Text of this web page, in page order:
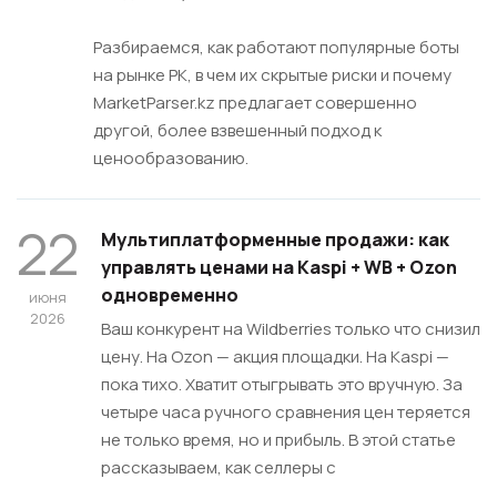
Разбираемся, как работают популярные боты
на рынке РК, в чем их скрытые риски и почему
MarketParser.kz предлагает совершенно
другой, более взвешенный подход к
ценообразованию.
22
июня
2026
Мультиплатформенные продажи: как
управлять ценами на Kaspi + WB + Ozon
одновременно
Ваш конкурент на Wildberries только что снизил
цену. На Ozon — акция площадки. На Kaspi —
пока тихо. Хватит отыгрывать это вручную. За
четыре часа ручного сравнения цен теряется
не только время, но и прибыль. В этой статье
рассказываем, как селлеры с